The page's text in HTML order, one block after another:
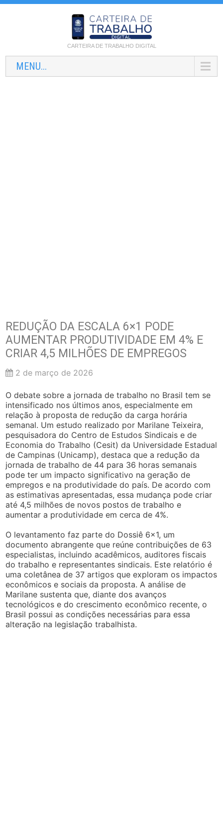
CARTEIRA DE TRABALHO DIGITAL
MENU...
REDUÇÃO DA ESCALA 6×1 PODE
AUMENTAR PRODUTIVIDADE EM 4% E
CRIAR 4,5 MILHÕES DE EMPREGOS
2 de março de 2026
O debate sobre a jornada de trabalho no Brasil tem se
intensificado nos últimos anos, especialmente em
relação à proposta de redução da carga horária
semanal. Um estudo realizado por Marilane Teixeira,
pesquisadora do Centro de Estudos Sindicais e de
Economia do Trabalho (Cesit) da Universidade Estadual
de Campinas (Unicamp), destaca que a redução da
jornada de trabalho de 44 para 36 horas semanais
pode ter um impacto significativo na geração de
empregos e na produtividade do país. De acordo com
as estimativas apresentadas, essa mudança pode criar
até 4,5 milhões de novos postos de trabalho e
aumentar a produtividade em cerca de 4%.
O levantamento faz parte do Dossiê 6×1, um
documento abrangente que reúne contribuições de 63
especialistas, incluindo acadêmicos, auditores fiscais
do trabalho e representantes sindicais. Este relatório é
uma coletânea de 37 artigos que exploram os impactos
econômicos e sociais da proposta. A análise de
Marilane sustenta que, diante dos avanços
tecnológicos e do crescimento econômico recente, o
Brasil possui as condições necessárias para essa
alteração na legislação trabalhista.